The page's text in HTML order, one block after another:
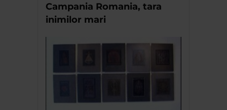
Campania Romania, tara
inimilor mari